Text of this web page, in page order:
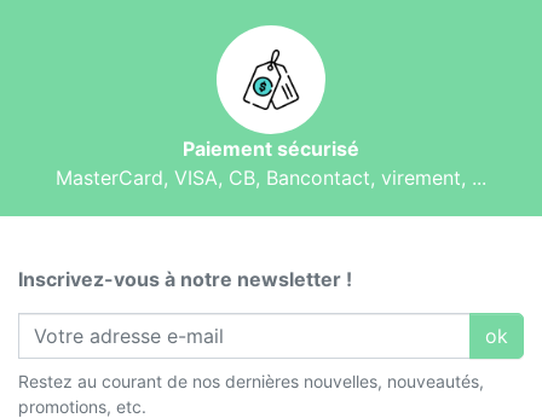
Paiement sécurisé
MasterCard, VISA, CB, Bancontact, virement, ...
Inscrivez-vous à notre newsletter !
ok
Restez au courant de nos dernières nouvelles, nouveautés,
promotions, etc.